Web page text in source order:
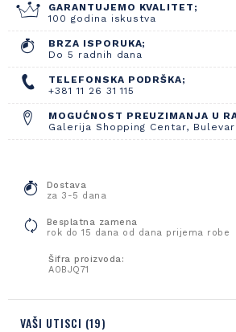
GARANTUJEMO KVALITET;
100 godina iskustva
BRZA ISPORUKA;
Do 5 radnih dana
TELEFONSKA PODRŠKA;
+381 11 26 31 115
MOGUĆNOST PREUZIMANJA U
Galerija Shopping Centar,
Dostava
za 3-5 dana
Besplatna zamena
rok do 15 dana od dana prijema robe
Šifra proizvoda:
A0BJQ71
VAŠI UTISCI (19)